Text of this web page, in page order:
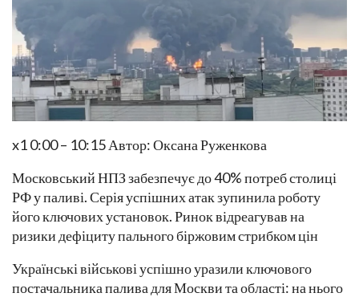
x1 0:00 – 10:15 Автор: Оксана Руженкова
Московський НПЗ забезпечує до 40% потреб столиці
РФ у паливі. Серія успішних атак зупинила роботу
його ключових установок. Ринок відреагував на
ризики дефіциту пального біржовим стрибком цін
Українські військові успішно уразили ключового
постачальника палива для Москви та області: на нього